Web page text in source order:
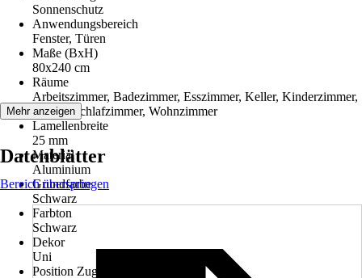
Sonnenschutz
Anwendungsbereich
Fenster, Türen
Maße (BxH)
80x240 cm
Räume
Arbeitszimmer, Badezimmer, Esszimmer, Keller, Kinderzimmer,
Küche, Schlafzimmer, Wohnzimmer
Lamellenbreite
25 mm
Material
Aluminium
Grundfarbe
Schwarz
Farbton
Schwarz
Dekor
Uni
Position Zugvorrichtung
Mehr anzeigen
Datenblätter
Bereich überspringen